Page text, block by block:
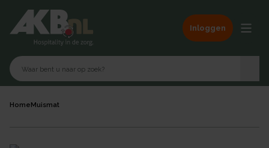
Inloggen
Home Muismat